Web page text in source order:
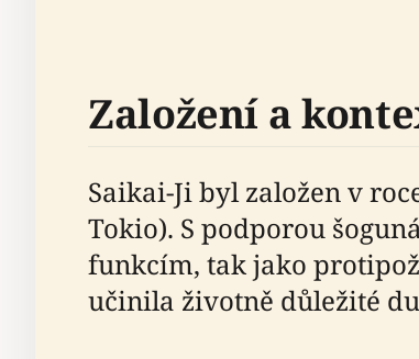
Založení a
Saikai-Ji byl založen v
Tokio). S podporou
funkcím, tak jako
učinila životně důležité